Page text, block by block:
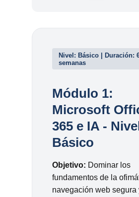
Nivel: Básico | Duración:
semanas
Módulo 1:
Microsoft
365 e IA - Nivel
Básico
Objetivo: Dominar los
fundamentos de la
navegación web segura